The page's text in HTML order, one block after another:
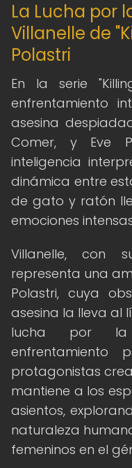
La Lucha por
Villanelle de
Polastri
En la serie
enfrentamiento
asesina
Comer, y Eve
inteligencia
dinámica entre
de gato y ratón
emociones
Villanelle, con
representa una
Polastri, cuya
asesina la lleva al
lucha por la
enfrentamiento
protagonistas
mantiene a los
asientos,
naturaleza
femeninos en el